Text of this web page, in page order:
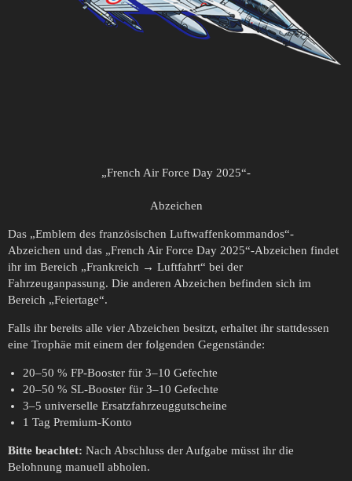
„French Air Force Day 2025“-
Abzeichen
Das „Emblem des französischen Luftwaffenkommandos“-
Abzeichen und das „French Air Force Day 2025“-Abzeichen findet
ihr im Bereich „Frankreich → Luftfahrt“ bei der
Fahrzeuganpassung. Die anderen Abzeichen befinden sich im
Bereich „Feiertage“.
Falls ihr bereits alle vier Abzeichen besitzt, erhaltet ihr stattdessen
eine Trophäe mit einem der folgenden Gegenstände:
20–50 % FP-Booster für 3–10 Gefechte
20–50 % SL-Booster für 3–10 Gefechte
3–5 universelle Ersatzfahrzeuggutscheine
1 Tag Premium-Konto
Bitte beachtet: Nach Abschluss der Aufgabe müsst ihr die
Belohnung manuell abholen.